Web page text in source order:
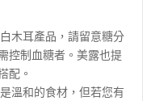
木耳產品，請留意糖分
控制血糖者。美露也提
配。
溫和的食材，但若您有